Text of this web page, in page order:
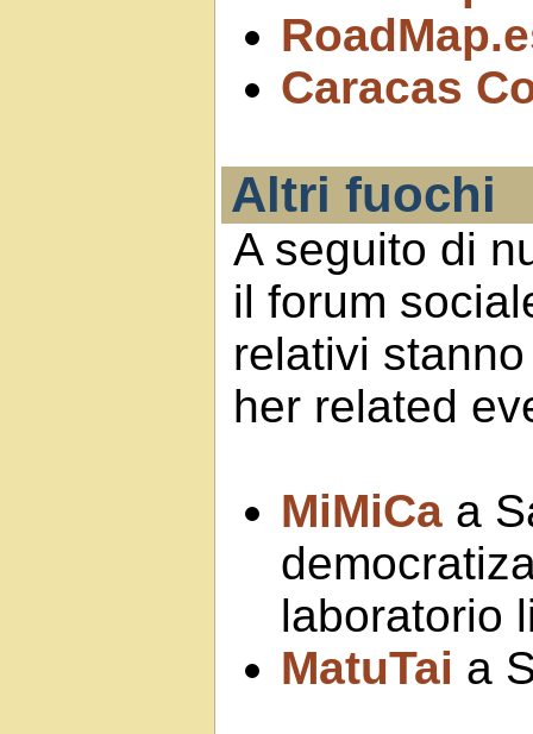
Caracas
Altri fuochi
A seguito di
il forum
relativi
her related
MiMiCa a
laboratorio
MatuTai a